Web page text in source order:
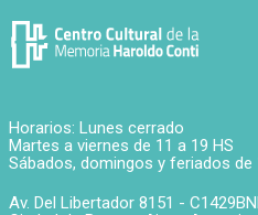
Horarios: Lunes cerrado
Martes a viernes de 11 a 19 HS
Sábados, domingos y feriados de
Av. Del Libertador 8151 -